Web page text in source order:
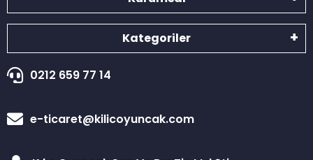
Kategoriler
0212 659 77 14
e-ticaret@kilicoyuncak.com